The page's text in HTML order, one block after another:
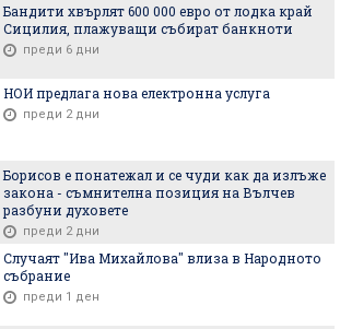
Бандити хвърлят 600 000 евро от лодка край
Сицилия, плажуващи събират банкноти
преди 6 дни
НОИ предлага нова електронна услуга
преди 2 дни
Борисов е понатежал и се чуди как да излъже
закона - съмнителна позиция на Вълчев
разбуни духовете
преди 2 дни
Случаят "Ива Михайлова" влиза в Народното
събрание
преди 1 ден